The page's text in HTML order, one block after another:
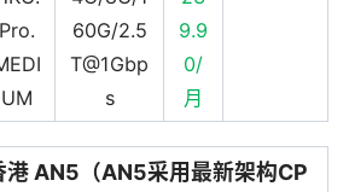
Pro.
UM
60G/2.5
T@1Gbp
s
9.9
0/
月
AN5（AN5采用最新架构CP